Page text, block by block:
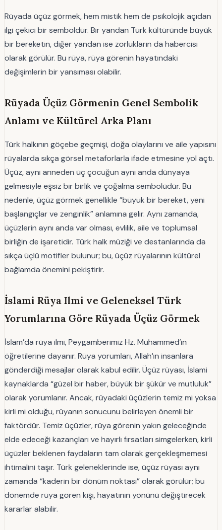
Rüyada üçüz görmek, hem mistik hem de psikolojik açıdan
ilgi çekici bir semboldür. Bir yandan Türk kültüründe büyük
bir bereketin, diğer yandan ise zorlukların da habercisi
olarak görülür. Bu rüya, rüya görenin hayatındaki
değişimlerin bir yansıması olabilir.
Rüyada Üçüz Görmenin Genel Sembolik
Anlamı ve Kültürel Arka Planı
Türk halkının göçebe geçmişi, doğa olaylarını ve aile yapısını
rüyalarda sıkça görsel metaforlarla ifade etmesine yol açtı.
Üçüz, aynı anneden üç çocuğun aynı anda dünyaya
gelmesiyle eşsiz bir birlik ve çoğalma sembolüdür. Bu
nedenle, üçüz görmek genellikle “büyük bir bereket, yeni
başlangıçlar ve zenginlik” anlamına gelir. Aynı zamanda,
üçüzlerin aynı anda var olması, evlilik, aile ve toplumsal
birliğin de işaretidir. Türk halk müziği ve destanlarında da
sıkça üçlü motifler bulunur; bu, üçüz rüyalarının kültürel
bağlamda önemini pekiştirir.
İslami Rüya Ilmi ve Geleneksel Türk
Yorumlarına Göre Rüyada Üçüz Görmek
İslam’da rüya ilmi, Peygamberimiz Hz. Muhammed’in
öğretilerine dayanır. Rüya yorumları, Allah’ın insanlara
gönderdiği mesajlar olarak kabul edilir. Üçüz rüyası, İslami
kaynaklarda “güzel bir haber, büyük bir şükür ve mutluluk”
olarak yorumlanır. Ancak, rüyadaki üçüzlerin temiz mi yoksa
kirli mi olduğu, rüyanın sonucunu belirleyen önemli bir
faktördür. Temiz üçüzler, rüya görenin yakın geleceğinde
elde edeceği kazançları ve hayırlı fırsatları simgelerken, kirli
üçüzler beklenen faydaların tam olarak gerçekleşmemesi
ihtimalini taşır. Türk geleneklerinde ise, üçüz rüyası aynı
zamanda “kaderin bir dönüm noktası” olarak görülür; bu
dönemde rüya gören kişi, hayatının yönünü değiştirecek
kararlar alabilir.